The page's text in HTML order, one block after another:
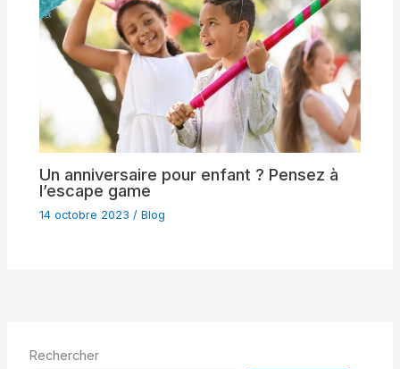
Un anniversaire pour enfant ? Pensez à
l’escape game
14 octobre 2023/Blog
Rechercher